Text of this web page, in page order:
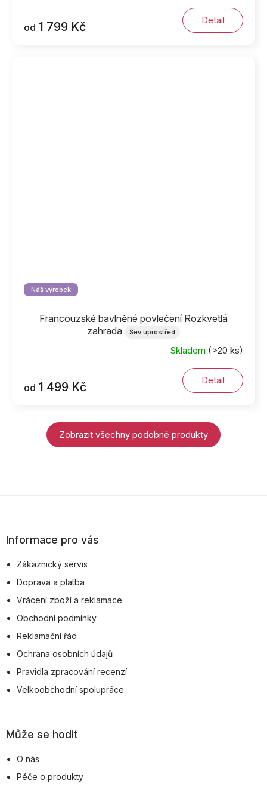
od 1 799 Kč Detail
Náš výrobek
Francouzské bavlněné povlečení Rozkvetlá
zahrada
Šev uprostřed
Skladem (>20 ks)
od 1 499 Kč Detail
Zobrazit všechny podobné produkty
pInformace pro vás
Zákaznický servis
Doprava a platba
Vrácení zboží a reklamace
Obchodní podmínky
Reklamační řád
Ochrana osobních údajů
Pravidla zpracování recenzí
Velkoobchodní spolupráce
Může se hodit
O nás
Péče o produkty